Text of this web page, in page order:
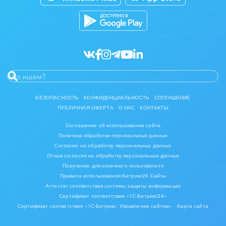
Рынки и торговля
Связь и телекоммуникации
Финансы, бухгалтерия, банки
Химия и нефтехимия
Электроэнергетика
Разработчикам приложений
БЕЗОПАСНОСТЬ КОНФИДЕНЦИАЛЬНОСТЬ
СОГЛАШЕНИЕ
ПУБЛИЧНАЯ ОФЕРТА
О НАС КОНТАКТЫ
Соглашение об использовании сайта
Политика обработки персональных данных
Согласие на обработку персональных данных
Отзыв согласия на обработку персональных данных
Поручение для конечного пользователя
Правила использования Битрикс24 Сайты
Аттестат соответствия системы защиты информации
Сертификат соответствия «1С-Битрикс24»
Сертификат соответствия «1С-Битрикс: Управление сайтом»
Карта сайта